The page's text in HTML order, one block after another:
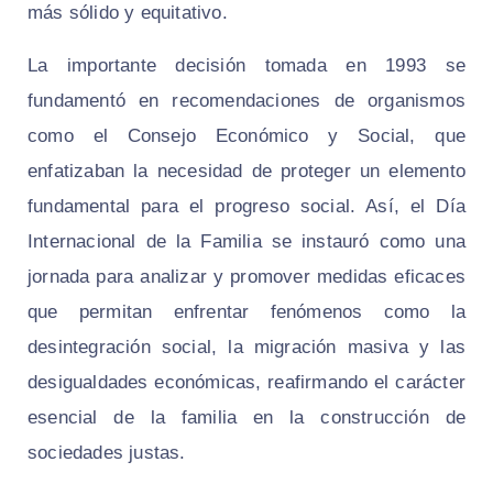
más sólido y equitativo.
La importante decisión tomada en 1993 se
fundamentó en recomendaciones de organismos
como el Consejo Económico y Social, que
enfatizaban la necesidad de proteger un elemento
fundamental para el progreso social. Así, el Día
Internacional de la Familia se instauró como una
jornada para analizar y promover medidas eficaces
que permitan enfrentar fenómenos como la
desintegración social, la migración masiva y las
desigualdades económicas, reafirmando el carácter
esencial de la familia en la construcción de
sociedades justas.